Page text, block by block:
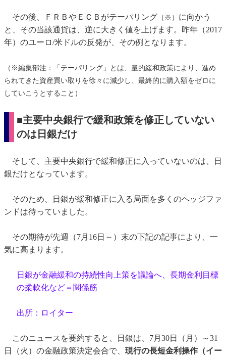
その後、ＦＲＢやＥＣＢがテーパリング （※） に向かう
と、その当該通貨は、逆に大きく値を上げます。昨年（2017
年）のユーロ/米ドルの反発が、その例となります。
（※編集部注：「テーパリング」とは、量的緩和政策により、進め
られてきた資産買い取りを徐々に減少し、最終的に購入額をゼロに
していこうとすること）
■主要中央銀行で緩和政策を修正していない
のは日銀だけ
そして、主要中央銀行で緩和修正に入っていないのは、日
銀だけとなっています。
そのため、日銀が緩和修正に入る局面を多くのヘッジファ
ンドは待っていました。
その期待が先週（7月16日～）末の下記の記事により、一
気に高まります。
日銀が金融緩和の持続性向上策を議論へ、長期金利目標
の柔軟化など＝関係筋
出所：ロイター
このニュースを要約すると、日銀は、7月30日（月）～31
日（火）の金融政策決定会合で、 現行の長短金利操作（イー